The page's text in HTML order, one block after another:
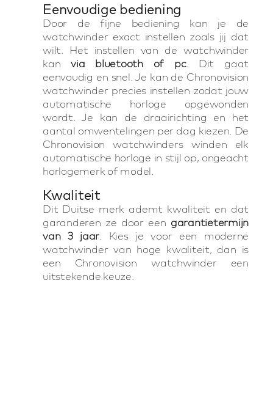
Eenvoudige bediening
Door de fijne bediening kan je de
watchwinder exact instellen zoals jij dat
wilt. Het instellen van de watchwinder
kanvia bluetooth of pc. Dit gaat
eenvoudig en snel. Je kan de Chronovision
watchwinder precies instellen zodat jouw
automatische horloge opgewonden
wordt. Je kan de draairichting en het
aantal omwentelingen per dag kiezen. De
Chronovision watchwinders winden elk
automatische horloge in stijl op, ongeacht
horlogemerk of model.
Kwaliteit
Dit Duitse merk ademt kwaliteit en dat
garanderen ze door een garantietermijn
van 3 jaar . Kies je voor een moderne
watchwinder van hoge kwaliteit, dan is
een Chronovision watchwinder een
uitstekende keuze.